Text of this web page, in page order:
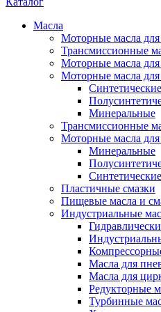
Масла
Моторные масла
Трансмиссионные
Моторные масла
Моторные масла для
Синтетические
Минеральные
Трансмиссионные
Моторные масла для
Минеральные
Синтетические
Пластичные смазки
Пищевые масла и
Индустриальные
Масла для
Масла для
Редукторные
Турбинные